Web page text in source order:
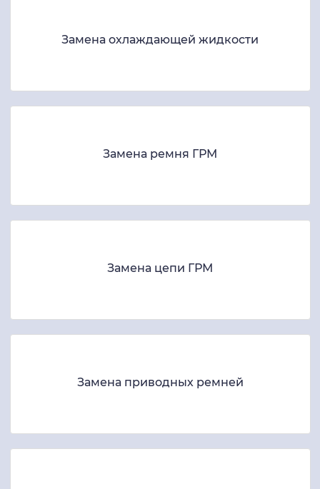
Замена охлаждающей жидкости
Замена ремня ГРМ
Замена цепи ГРМ
Замена приводных ремней